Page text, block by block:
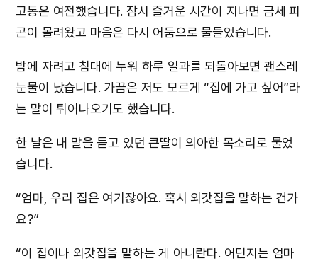
고통은 여전했습니다. 잠시 즐거운 시간이 지나면 금세 피
곤이 몰려왔고 마음은 다시 어둠으로 물들었습니다.
밤에 자려고 침대에 누워 하루 일과를 되돌아보면 괜스레
눈물이 났습니다. 가끔은 저도 모르게 “집에 가고 싶어”라
는 말이 튀어나오기도 했습니다.
한 날은 내 말을 듣고 있던 큰딸이 의아한 목소리로 물었
습니다.
“엄마, 우리 집은 여기잖아요. 혹시 외갓집을 말하는 건가
요?”
“이 집이나 외갓집을 말하는 게 아니란다. 어딘지는 엄마